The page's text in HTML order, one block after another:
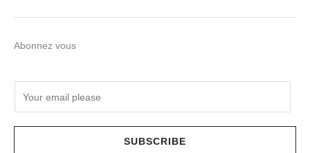
Abonnez vous
SUBSCRIBE